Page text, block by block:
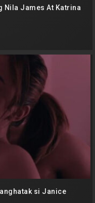
Nila James At Katrina
si Janice